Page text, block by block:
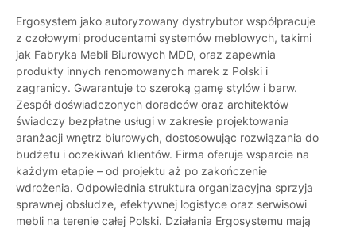
Ergosystem jako autoryzowany dystrybutor współpracuje
z czołowymi producentami systemów meblowych, takimi
jak Fabryka Mebli Biurowych MDD, oraz zapewnia
produkty innych renomowanych marek z Polski i
zagranicy. Gwarantuje to szeroką gamę stylów i barw.
Zespół doświadczonych doradców oraz architektów
świadczy bezpłatne usługi w zakresie projektowania
aranżacji wnętrz biurowych, dostosowując rozwiązania do
budżetu i oczekiwań klientów. Firma oferuje wsparcie na
każdym etapie – od projektu aż po zakończenie
wdrożenia. Odpowiednia struktura organizacyjna sprzyja
sprawnej obsłudze, efektywnej logistyce oraz serwisowi
mebli na terenie całej Polski. Działania Ergosystemu mają